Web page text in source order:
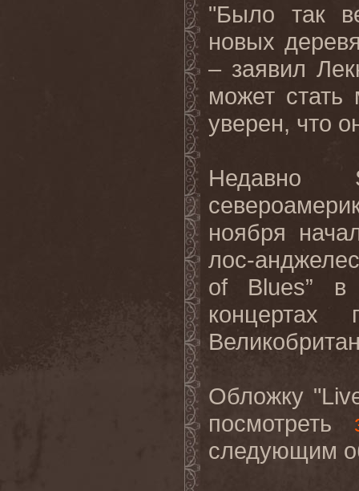
"Было так
новых
– заявил
может
уверен, что
Недавно
ноября
лос-
of
Blues” в
Обложку "
посмотреть
следующим